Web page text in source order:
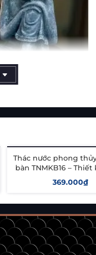
Thác nước phong
bàn TNMKB16 –
thuật, mang tài lộc
369.000₫
Thêm vào giỏ